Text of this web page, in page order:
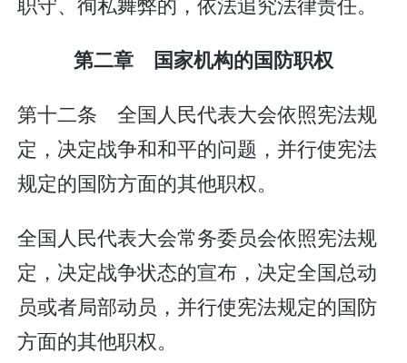
第二章 国家机构的国防职权
第十二条 全国人民代表大会依照宪法规
定，决定战争和和平的问题，并行使宪法
规定的国防方面的其他职权。
全国人民代表大会常务委员会依照宪法规
定，决定战争状态的宣布，决定全国总动
员或者局部动员，并行使宪法规定的国防
方面的其他职权。